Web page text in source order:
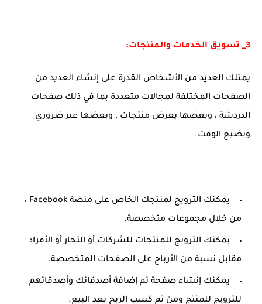
3_ تسويق الخدمات والمنتجات:
يمتلك العديد من الأشخاص القدرة على إنشاء العديد من
الصفحات المختلفة لمجالات متعددة بما في ذلك صفحات
الدردشة ، وبعضها يعرض منتجات ، وبعضها غير ضروري
ويضيع الوقت.
يمكنك الترويج لمنتجك الخاص على منصة Facebook ،
من خلال مجموعات متخصصة.
يمكنك الترويج للمنتجات للشركات أو التجار أو الأفراد
مقابل نسبة من الأرباح على الصفحات المتخصصة.
يمكنك إنشاء صفحة ثم إضافة أصدقائك وأصدقائهم
للترويج للمنتج ومن ثم كسب الربح بعد البيع.